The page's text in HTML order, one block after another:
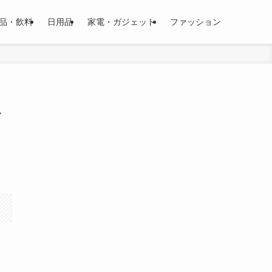
・飲料 日用品 家電・ガジェット ファッション